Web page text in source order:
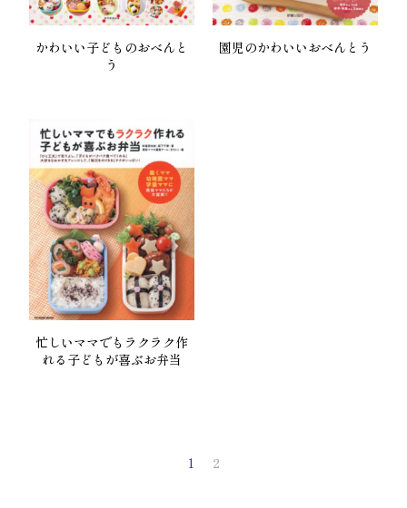
かわいい子どものおべんと
う
園児のかわいいおべんとう
忙しいママでもラクラク作
れる子どもが喜ぶお弁当
1 2